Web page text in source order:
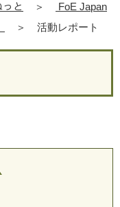
と ＞
FoE Japan
＞ 活動レポート